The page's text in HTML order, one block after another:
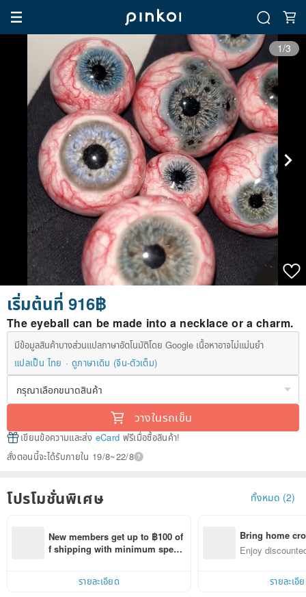
1/3
เริ่มต้นที่ 916฿
The eyeball can be made into a necklace or a charm.
มีข้อมูลสินค้าบางส่วนแปลภาษาอัตโนมัติโดย Google เนื้อหาอาจไม่แม่นยำ
แปลเป็น ไทย
ดูภาษาเดิม (จีน-ตัวเต็ม)
วางในรถเข็น
เขียนข้อความและส่ง eCard ฟรีเมื่อซื้อสินค้า!
สั่งตอนนี้จะได้รับภายใน 19/8~22/8
โปรโมชั่นพิเศษ ทั้งหมด (2)
New members get up to ฿100 of
f shipping with minimum spen
รายละเอียด
Bring home
n with ease
Enjoy
รายละเอี